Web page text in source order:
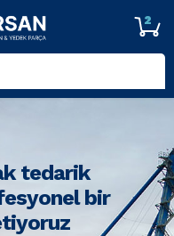
2
tedarik
bir